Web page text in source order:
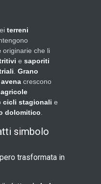
terreni
originarie che li
e saporiti
Grano
avena crescono
cicli stagionali e
dolomitico
simbolo
trasformata in